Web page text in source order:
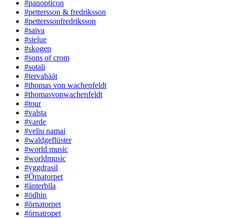
#panopticon
#pettersson & fredriksson
#petterssonfredriksson
#saiva
#sielue
#skogen
#sons of crom
#sotali
#tervahäät
#thomas von wachenfeldt
#thomasvonwachenfeldt
#tour
#valsta
#varde
#veliu namai
#waldgeflüster
#world music
#worldmusic
#yggdrasil
#Örnatorpet
#änterbila
#ödhin
#örnatorpet
#örnatropet